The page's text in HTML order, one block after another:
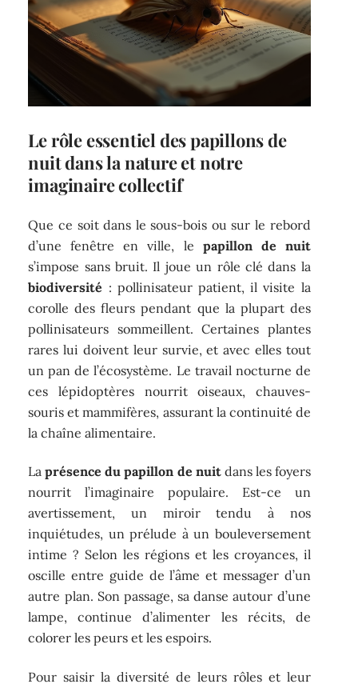
Le rôle essentiel des papillons de
nuit dans la nature et notre
imaginaire collectif
Que ce soit dans le sous-bois ou sur le rebord
d’une fenêtre en ville, le papillon de nuit
s’impose sans bruit. Il joue un rôle clé dans la
biodiversité : pollinisateur patient, il visite la
corolle des fleurs pendant que la plupart des
pollinisateurs sommeillent. Certaines plantes
rares lui doivent leur survie, et avec elles tout
un pan de l’écosystème. Le travail nocturne de
ces lépidoptères nourrit oiseaux, chauves-
souris et mammifères, assurant la continuité de
la chaîne alimentaire.
Laprésence du papillon de nuitdans les foyers
nourrit l’imaginaire populaire. Est-ce un
avertissement, un miroir tendu à nos
inquiétudes, un prélude à un bouleversement
intime ? Selon les régions et les croyances, il
oscille entre guide de l’âme et messager d’un
autre plan. Son passage, sa danse autour d’une
lampe, continue d’alimenter les récits, de
colorer les peurs et les espoirs.
Pour saisir la diversité de leurs rôles et leur